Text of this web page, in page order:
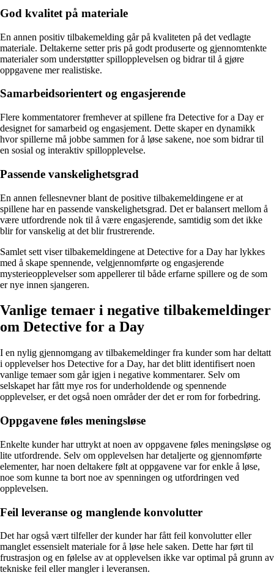
God kvalitet på materiale
En annen positiv tilbakemelding går på kvaliteten på det vedlagte
materiale. Deltakerne setter pris på godt produserte og gjennomtenkte
materialer som understøtter spillopplevelsen og bidrar til å gjøre
oppgavene mer realistiske.
Samarbeidsorientert og engasjerende
Flere kommentatorer fremhever at spillene fra Detective for a Day er
designet for samarbeid og engasjement. Dette skaper en dynamikk
hvor spillerne må jobbe sammen for å løse sakene, noe som bidrar til
en sosial og interaktiv spillopplevelse.
Passende vanskelighetsgrad
En annen fellesnevner blant de positive tilbakemeldingene er at
spillene har en passende vanskelighetsgrad. Det er balansert mellom å
være utfordrende nok til å være engasjerende, samtidig som det ikke
blir for vanskelig at det blir frustrerende.
Samlet sett viser tilbakemeldingene at Detective for a Day har lykkes
med å skape spennende, velgjennomførte og engasjerende
mysterieopplevelser som appellerer til både erfarne spillere og de som
er nye innen sjangeren.
Vanlige temaer i negative tilbakemeldinger
om Detective for a Day
I en nylig gjennomgang av tilbakemeldinger fra kunder som har deltatt
i opplevelser hos Detective for a Day, har det blitt identifisert noen
vanlige temaer som går igjen i negative kommentarer. Selv om
selskapet har fått mye ros for underholdende og spennende
opplevelser, er det også noen områder der det er rom for forbedring.
Oppgavene føles meningsløse
Enkelte kunder har uttrykt at noen av oppgavene føles meningsløse og
lite utfordrende. Selv om opplevelsen har detaljerte og gjennomførte
elementer, har noen deltakere følt at oppgavene var for enkle å løse,
noe som kunne ta bort noe av spenningen og utfordringen ved
opplevelsen.
Feil leveranse og manglende konvolutter
Det har også vært tilfeller der kunder har fått feil konvolutter eller
manglet essensielt materiale for å løse hele saken. Dette har ført til
frustrasjon og en følelse av at opplevelsen ikke var optimal på grunn av
tekniske feil eller mangler i leveransen.